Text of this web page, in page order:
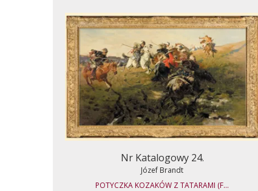
Nr Katalogowy 24.
Józef Brandt
POTYCZKA KOZAKÓW Z TATARAMI (F...